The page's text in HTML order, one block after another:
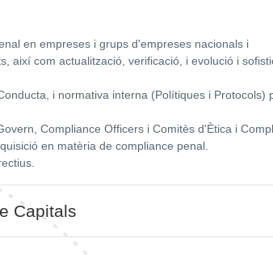
en empreses i grups d'empreses nacionals i
així com actualització, verificació, i evolució i
i normativa interna (Polítiques i Protocols)
Compliance Officers i Comitès d'Ètica i
en matèria de compliance penal.
Capitals